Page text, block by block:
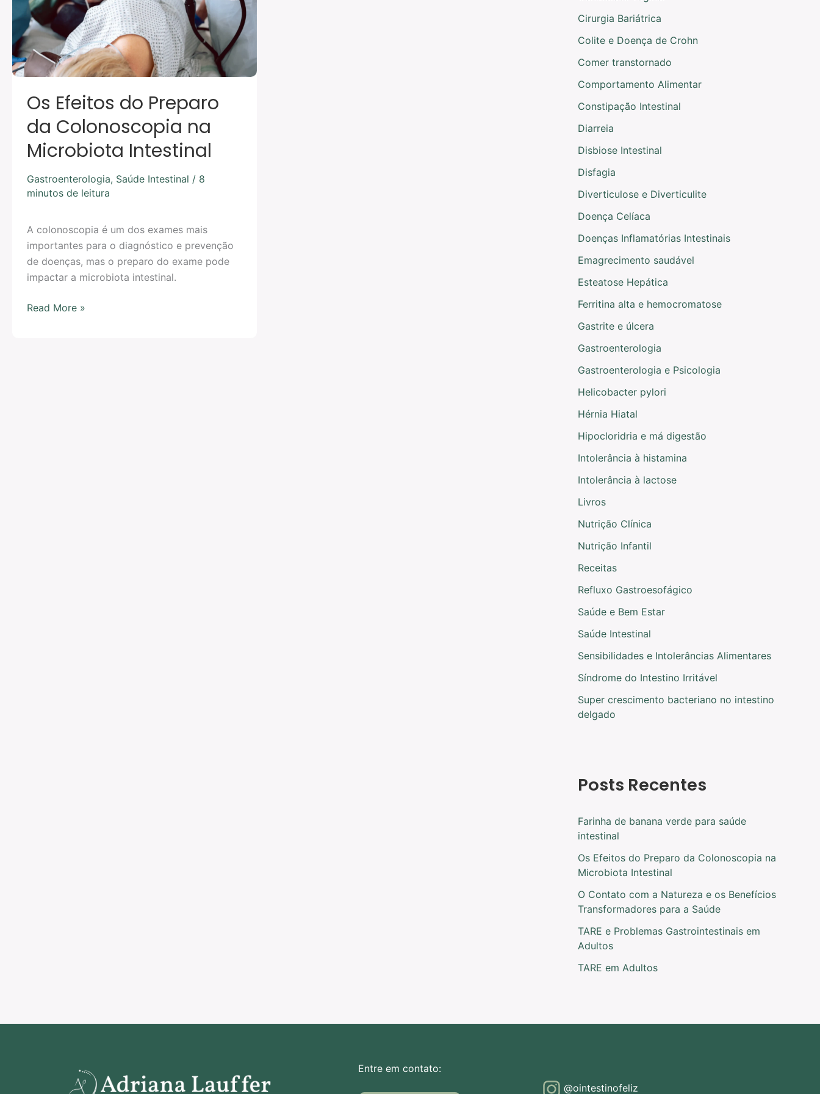
Os Efeitos do Preparo
da Colonoscopia na
Microbiota Intestinal
Gastroenterologia, Saúde Intestinal / 8
minutos de leitura
A colonoscopia é um dos exames mais
importantes para o diagnóstico e prevenção
de doenças, mas o preparo do exame pode
impactar a microbiota intestinal.
na
Microbiota
Intestinal
Read More »
Cirurgia Bariátrica
Colite e Doença de Crohn
Comer transtornado
Comportamento Alimentar
Constipação Intestinal
Diarreia
Disbiose Intestinal
Disfagia
Diverticulose e Diverticulite
Doença Celíaca
Doenças Inflamatórias Intestinais
Emagrecimento saudável
Esteatose Hepática
Ferritina alta e hemocromatose
Gastrite e úlcera
Gastroenterologia
Gastroenterologia e Psicologia
Helicobacter pylori
Hérnia Hiatal
Hipocloridria e má digestão
Intolerância à histamina
Intolerância à lactose
Livros
Nutrição Clínica
Nutrição Infantil
Receitas
Refluxo Gastroesofágico
Saúde e Bem Estar
Saúde Intestinal
Sensibilidades e Intolerâncias Alimentares
Síndrome do Intestino Irritável
Super crescimento bacteriano no intestino
delgado
Posts Recentes
Farinha de banana verde para saúde
intestinal
Os Efeitos do Preparo da Colonoscopia na
Microbiota Intestinal
O Contato com a Natureza e os Benefícios
Transformadores para a Saúde
TARE e Problemas Gastrointestinais em
Adultos
TARE em Adultos
Entre em contato:
@ointestinofeliz